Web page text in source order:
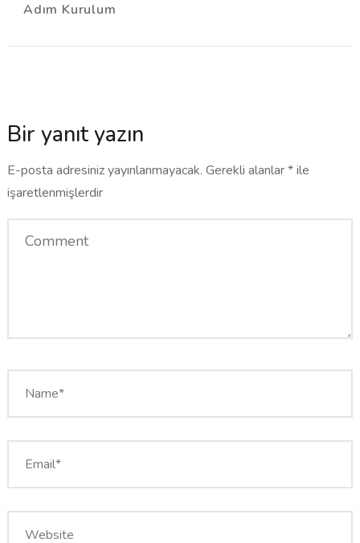
Adım Kurulum
Bir yanıt yazın
E-posta adresiniz yayınlanmayacak. Gerekli alanlar*ile
işaretlenmişlerdir